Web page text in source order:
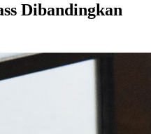
Dibandingkan